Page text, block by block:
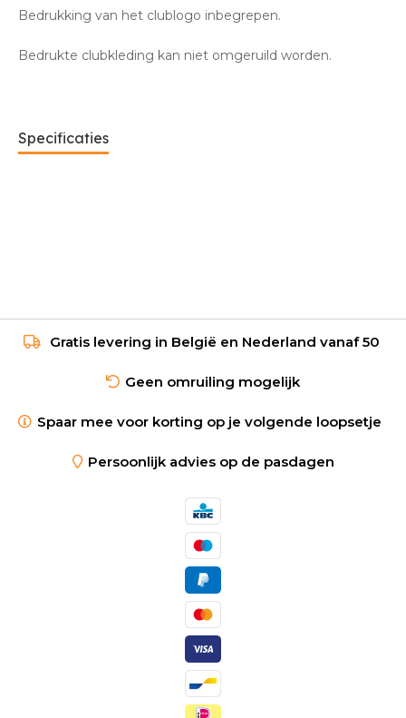
Bedrukking van het clublogo inbegrepen.
Bedrukte clubkleding kan niet omgeruild worden.
Specificaties
Gratis levering in België en Nederland vanaf 50
Geen omruiling mogelijk
Spaar mee voor korting op je volgende loopsetje
Persoonlijk advies op de pasdagen